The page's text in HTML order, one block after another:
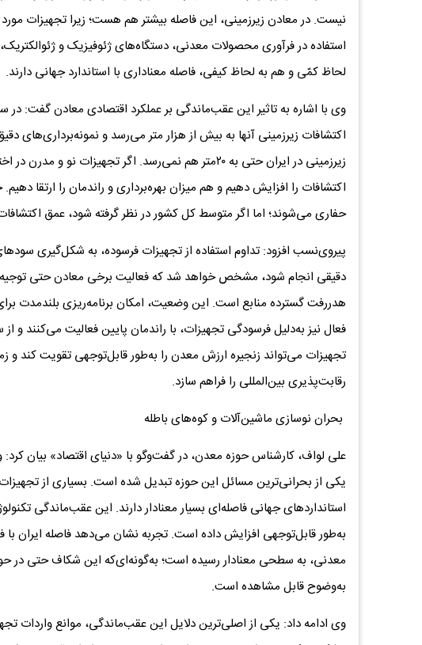
نیست. در معادن زیرزمینی، این فاصله بیشتر هم هست؛ زیرا تجهیزات
استفاده در فرآوری محصولات معدنی، دستگاه‌های ژئوفیزیک و
لحاظ کمّی و هم به لحاظ کیفی، فاصله معناداری با استاندارد جهانی دارند.
وی با اشاره به تاثیر این عقب‌ماندگی بر عملکرد اقتصادی معادن گفت: در
اکتشافات زیرزمینی‌ آنها به بیش از هزار متر می‌رسد و نمونه‌برداری‌های
زیرزمینی در ایران حتی به ۲۰متر هم نمی‌رسد. اگر تجهیزات
اکتشافات را افزایش دهیم و هم میزان بهره‌برداری و راندمان را ارتقا
حفاری می‌شوند؛ اما اگر متوسط کل کشور در نظر گرفته شود، عمق
پیروی‌نسب افزود: تداوم استفاده از تجهیزات فرسوده، به شکل‌گیری
دقیقی انجام شود، مشخص خواهد شد که فعالیت برخی معادن حتی توجیه
هدررفت گسترده منابع است. این وضعیت، امکان برنامه‌ریزی بلندمدت
فعال نیز به‌دلیل فرسودگی تجهیزات، با راندمان پایین فعالیت می‌کنند و
تجهیزات می‌تواند زنجیره ارزش معدن را به‌طور قابل‌توجهی تقویت
رقابت‌پذیری بین‌المللی را فراهم سازد.
بحران نوسازی ماشین‌آلات و کوه‌های باطله
علی لواف، کارشناس حوزه معدن، در گفت‌و‌گو با «دنیای اقتصاد» بیان
استانداردهای جهانی فاصله‌ای بسیار معنادار دارند. این عقب‌ماندگی
به‌طور قابل‌توجهی افزایش داده است. تجربه نشان می‌دهد فاصله ایران با
معدنی، به سطحی معنادار رسیده است؛ به‌گونه‌ای‌که این شکاف حتی در
به‌وضوح قابل مشاهده است.
وی ادامه داد: یکی از اصلی‌ترین دلایل این عقب‌ماندگی، موانع